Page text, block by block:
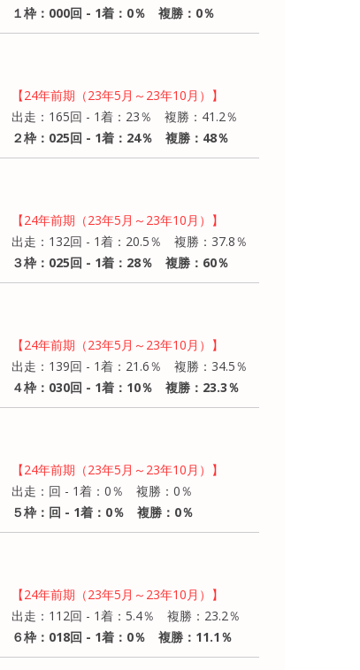
１枠：000回 - 1着：0％ 複勝：0％
【24年前期（23年5月～23年10月）】
出走：165回 - 1着：23％ 複勝：41.2％
２枠：025回 - 1着：24％ 複勝：48％
【24年前期（23年5月～23年10月）】
出走：132回 - 1着：20.5％ 複勝：37.8％
３枠：025回 - 1着：28％ 複勝：60％
【24年前期（23年5月～23年10月）】
出走：139回 - 1着：21.6％ 複勝：34.5％
４枠：030回 - 1着：10％ 複勝：23.3％
【24年前期（23年5月～23年10月）】
出走：回 - 1着：0％ 複勝：0％
５枠：回 - 1着：0％ 複勝：0％
【24年前期（23年5月～23年10月）】
出走：112回 - 1着：5.4％ 複勝：23.2％
６枠：018回 - 1着：0％ 複勝：11.1％